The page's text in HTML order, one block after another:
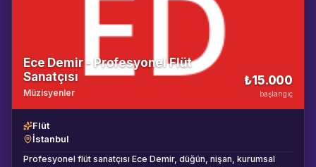
Ece Demir - Profesyonel Flüt
Sanatçısı
Müzisyenler
₺15.000
başlangıç
Flüt
İstanbul
Profesyonel flüt sanatçısı Ece Demir, düğün, nişan, kurumsal